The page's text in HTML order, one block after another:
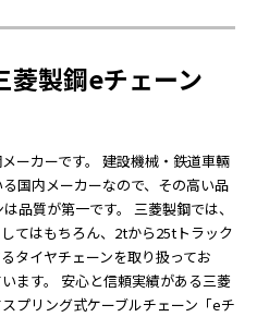
菱製鋼eチェーン
ーカーです。 建設機械・鉄道車輛
国内メーカーなので、その高い品
品質が第一です。 三菱製鋼では、
てはもちろん、2tから25tトラック
タイヤチェーンを取り扱ってお
ます。 安心と信頼実績がある三菱
プリング式ケーブルチェーン「eチ